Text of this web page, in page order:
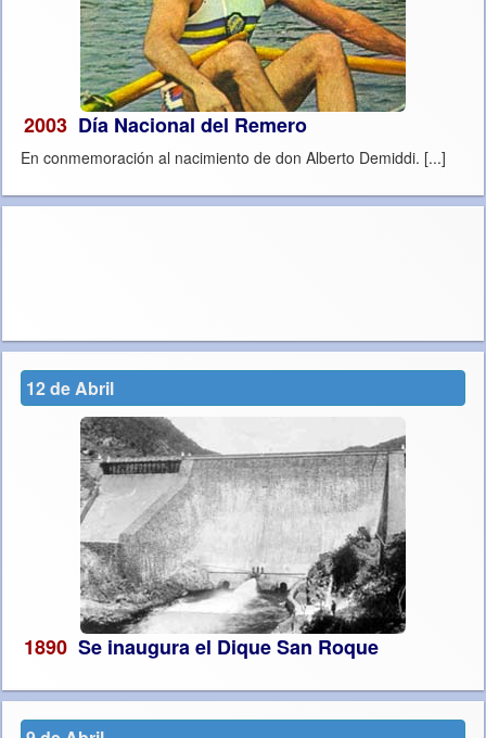
2003 Día Nacional del Remero
En conmemoración al nacimiento de don Alberto Demiddi. [...]
12 de Abril
1890 Se inaugura el Dique San Roque